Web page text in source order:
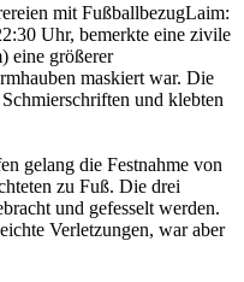
Laim:
Uhr, bemerkte eine zivile
eine größerer
maskiert war. Die
und klebten
gelang die Festnahme von
zu Fuß. Die drei
und gefesselt werden.
Verletzungen, war aber